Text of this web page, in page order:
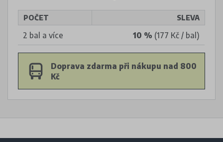
POČET SLEVA
2 bal a více 10 % (177 Kč / bal)
Doprava zdarma při nákupu nad 800
Kč